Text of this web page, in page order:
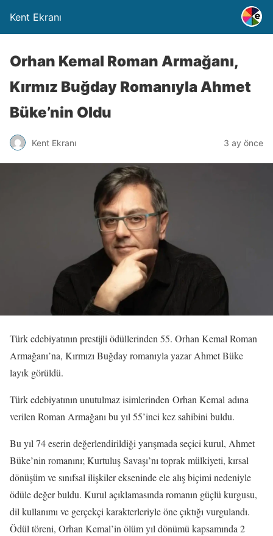
Kent Ekranı
Orhan Kemal Roman Armağanı,
Kırmız Buğday Romanıyla Ahmet
Büke’nin Oldu
Kent Ekranı 3 ay önce
Türk edebiyatının prestijli ödüllerinden 55. Orhan Kemal Roman
Armağanı’na, Kırmızı Buğday romanıyla yazar Ahmet Büke
layık görüldü.
Türk edebiyatının unutulmaz isimlerinden Orhan Kemal adına
verilen Roman Armağanı bu yıl 55’inci kez sahibini buldu.
Bu yıl 74 eserin değerlendirildiği yarışmada seçici kurul, Ahmet
Büke’nin romanını; Kurtuluş Savaşı’nı toprak mülkiyeti, kırsal
dönüşüm ve sınıfsal ilişkiler ekseninde ele alış biçimi nedeniyle
ödüle değer buldu. Kurul açıklamasında romanın güçlü kurgusu,
dil kullanımı ve gerçekçi karakterleriyle öne çıktığı vurgulandı.
Ödül töreni, Orhan Kemal’in ölüm yıl dönümü kapsamında 2